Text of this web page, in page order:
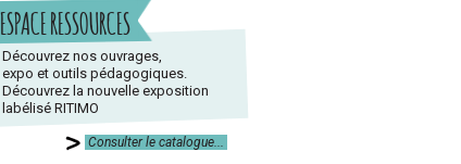
ESPACE RESSOURCES
Découvrez nos ouvrages,
expo et outils pédagogiques.
Découvrez la nouvelle exposition
labélisé RITIMO
Consulter le catalogue...